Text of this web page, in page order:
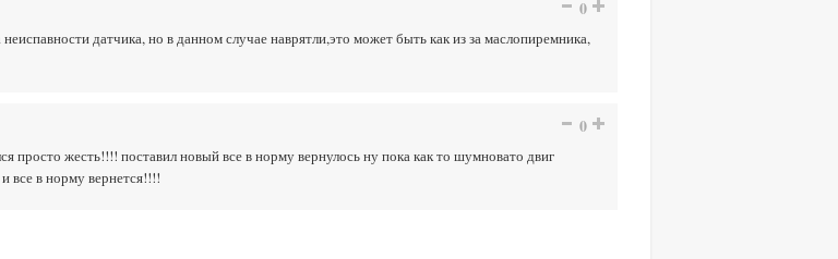
0
датчика, но в данном случае наврятли,это может быть как из за маслопиремника,
0
просто жесть!!!! поставил новый все в норму вернулось ну пока как то шумновато двиг
все в норму вернется!!!!